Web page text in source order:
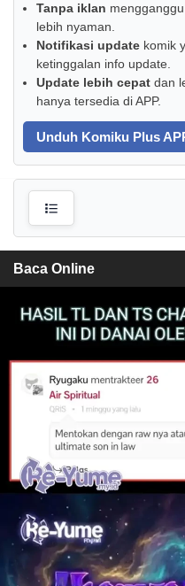
Tanpa iklan
lebih nyaman.
Notifikasi update komik
ketinggalan info update.
Update lebih cepat dan
hanya tersedia di APP.
Unduh Komiku Plus
Baca Online